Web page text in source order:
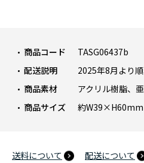
商品コード
TASG06437b
配送説明
2025年8月より
商品素材
アクリル樹脂、
商品サイズ
約W39×H60mm
送料について 配送について